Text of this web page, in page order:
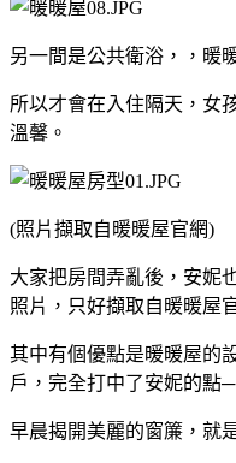
另一間是公共衛浴，，暖
所以才會在入住隔天，女
溫馨。
(照片擷取自暖暖屋官網)
大家把房間弄亂後，安妮
照片，只好擷取自暖暖屋
其中有個優點是暖暖屋的
戶，完全打中了安妮的點
早晨揭開美麗的窗簾，就